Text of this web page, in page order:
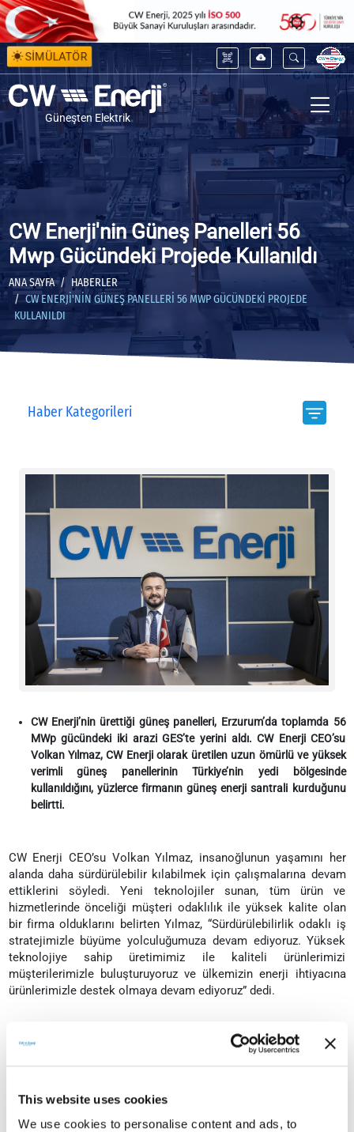
This website uses cookies
We use cookies to personalise content and ads, to
SİMÜLATÖR
Güneşten Elektrik
CW Enerji'nin Güneş Panelleri 56
Mwp Gücündeki Projede Kullanıldı
ANA SAYFA
HABERLER
CW ENERJI'NIN GÜNEŞ PANELLERI 56 MWP GÜCÜNDEKI PROJEDE
KULLANILDI
Haber Kategorileri
CW Enerji’nin ürettiği güneş panelleri, Erzurum’da toplamda 56
MWp gücündeki iki arazi GES’te yerini aldı. CW Enerji CEO’su
Volkan Yılmaz, CW Enerji olarak üretilen uzun ömürlü ve yüksek
verimli güneş panellerinin Türkiye’nin yedi bölgesinde
kullanıldığını, yüzlerce firmanın güneş enerji santrali kurduğunu
belirtti.
CW Enerji CEO’su Volkan Yılmaz, insanoğlunun yaşamını her
alanda daha sürdürülebilir kılabilmek için çalışmalarına devam
ettiklerini söyledi. Yeni teknolojiler sunan, tüm ürün ve
hizmetlerinde önceliği müşteri odaklılık ile yüksek kalite olan
bir firma olduklarını belirten Yılmaz, “Sürdürülebilirlik odaklı iş
stratejimizle büyüme yolculuğumuza devam ediyoruz. Yüksek
teknolojiye sahip üretimimiz ile kaliteli ürünlerimizi
müşterilerimizle buluşturuyoruz ve ülkemizin enerji ihtiyacına
ürünlerimizle destek olmaya devam ediyoruz” dedi.
Enerjiye ihtiyaç duyulan hemen her alanda güneş enerjisinin
kullanılabildiğini dile getiren Yılmaz, hem arazileri hem de
Enerji’nin güneş panellerinin kullanıldığını ifade eden Yılmaz,
“Yatırımcılarımız ürettiğimiz güneş panellerimiz ile toplamda 56